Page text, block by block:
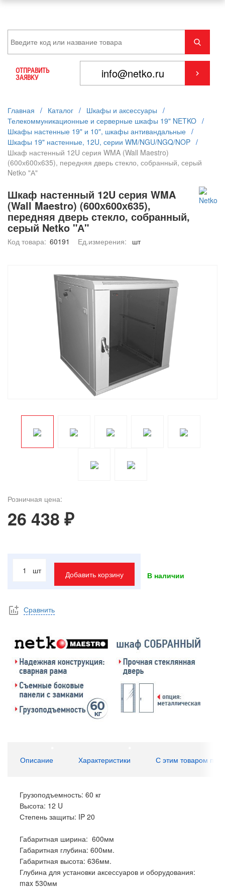
ОТПРАВИТЬ
ЗАЯВКУ
Главная / Каталог / Шкафы и аксессуары /
Телекоммуникационные и серверные шкафы 19" NETKO /
Шкафы настенные 19" и 10", шкафы антивандальные /
Шкафы 19" настенные, 12U, серии WM/NGU/NGQ/NOP /
Шкаф настенный 12U серия WMA (Wall Maestro)
(600х600х635), передняя дверь стекло, собранный, серый
Netko "А"
Шкаф настенный 12U серия WMA
(Wall Maestro) (600х600х635),
передняя дверь стекло, собранный,
серый Netko "А"
Код товара: 60191 Ед.измерения: шт
Розничная цена:
26 438 ₽
шт Добавить корзину В наличии
Сравнить
Описание Характеристики С этим товаром
Грузоподъемность: 60 кг
Высота: 12 U
Степень защиты: IP 20
Габаритная ширина: 600мм
Габаритная глубина: 600мм.
Габаритная высота: 636мм.
Глубина для установки аксессуаров и оборудования:
max 530мм